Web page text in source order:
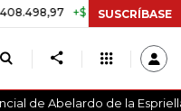
+$ 8.753,81 +2,19%
SUSCRÍBASE
de Abelardo de la